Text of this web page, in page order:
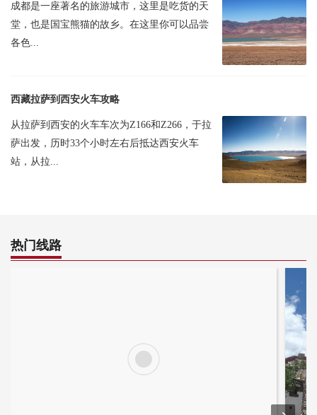
成都是一座著名的旅游城市，这里是吃货的天
堂，也是国宝熊猫的故乡。在这里你可以品尝
各色...
西藏拉萨到西安火车攻略
从拉萨到西安的火车车次为Z166和Z266，于拉
萨出发，历时33个小时左右后抵达西安火车
站，从拉...
热门线路